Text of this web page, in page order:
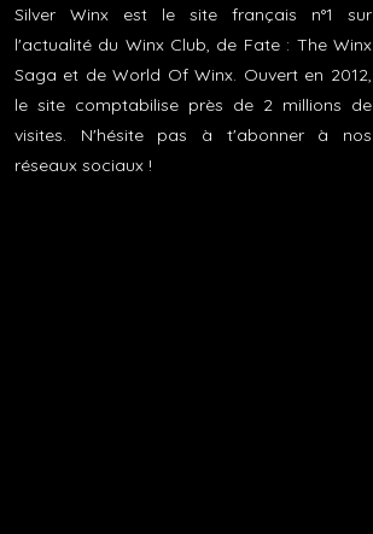
Silver Winx est le site français n°1 sur
l'actualité du Winx Club, de Fate : The Winx
Saga et de World Of Winx. Ouvert en 2012,
le site comptabilise près de 2 millions de
visites. N'hésite pas à t'abonner à nos
réseaux sociaux !